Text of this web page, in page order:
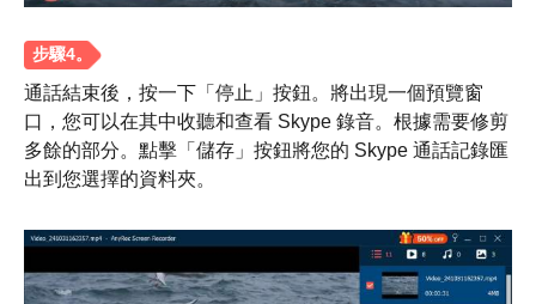
通話結束後，按一下「停止」按鈕。將出現一個預覽窗
口，您可以在其中收聽和查看 Skype 錄音。根據需要修剪
多餘的部分。點擊「儲存」按鈕將您的 Skype 通話記錄匯
出到您選擇的資料夾。